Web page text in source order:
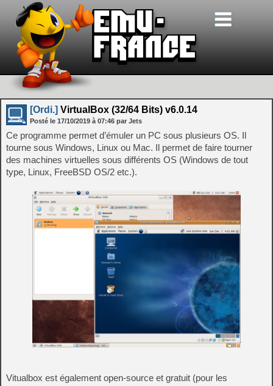
[Ordi.] VirtualBox (32/64 Bits) v6.0.14
Posté le 17/10/2019 à 07:46 par Jets
Ce programme permet d’émuler un PC sous plusieurs OS. Il
tourne sous Windows, Linux ou Mac. Il permet de faire tourner
des machines virtuelles sous différents OS (Windows de tout
type, Linux, FreeBSD OS/2 etc.).
Vitualbox est également open-source et gratuit (pour les